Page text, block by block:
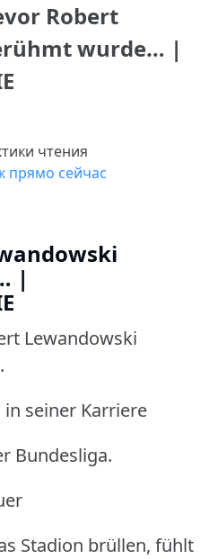
Robert
wurde… |
чтения
прямо сейчас
|
Lewandowski
seiner Karriere
Bundesliga.
Stadion brüllen, fühlt